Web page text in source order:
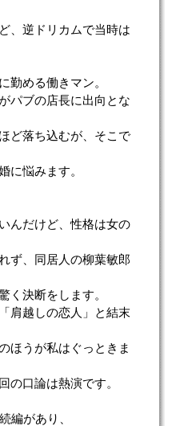
、逆ドリカムで当時は
勤める働きマン。
パブの店長に出向とな
ど落ち込むが、そこで
に悩みます。
んだけど、性格は女の
ず、同居人の柳葉敏郎
く決断をします。
肩越しの恋人」と結末
ほうが私はぐっときま
の口論は熱演です。
編があり、